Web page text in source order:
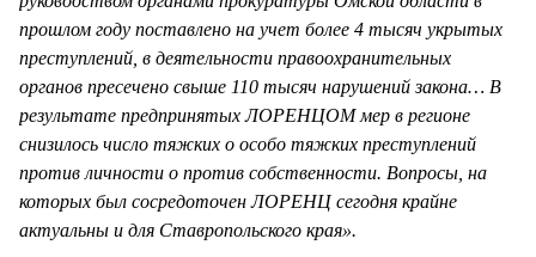
прошлом году поставлено на учет более 4 тысяч укрытых
преступлений, в деятельности правоохранительных
органов пресечено свыше 110 тысяч нарушений закона… В
результате предпринятых ЛОРЕНЦОМ мер в регионе
снизилось число тяжких о особо тяжких преступлений
против личности о против собственности. Вопросы, на
которых был сосредоточен ЛОРЕНЦ сегодня крайне
актуальны и для Ставропольского края».